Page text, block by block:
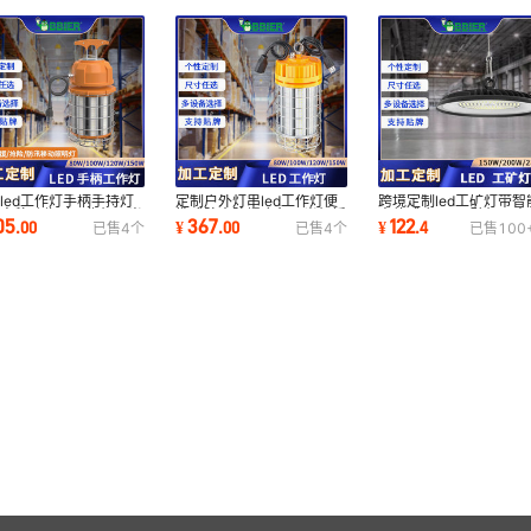
工作灯手柄手持灯
移动临时工作灯强光
工作灯
.00 已售4个
定制户外灯串led工作灯便
携式防水防爆应急强光灯插
线链接led灯串
¥367.00 已售4个
跨境定制led工矿灯带智
人体感应ufo工矿灯厂房
毛球场灯高棚灯
¥122.4 已售